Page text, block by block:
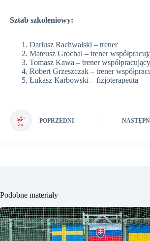
Sztab szkoleniowy:
Dariusz Rachwalski – trener
Mateusz Grochal – trener
Tomasz Kawa – trener współpracujący
Robert Grzeszczak – trener
Łukasz Karbowski – fizjoterapeuta
POPRZEDNI
Podobne materiały